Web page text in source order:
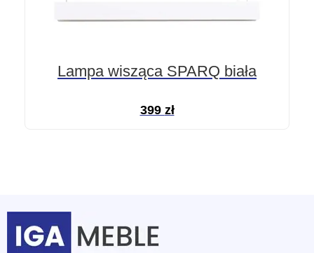
Lampa wisząca SPARQ biała
399 zł